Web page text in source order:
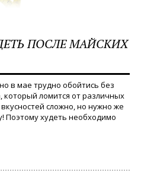
ПОСЛЕ МАЙСКИХ
в мае трудно обойтись без
ломится от различных
сложно, но нужно же
Поэтому худеть необходимо